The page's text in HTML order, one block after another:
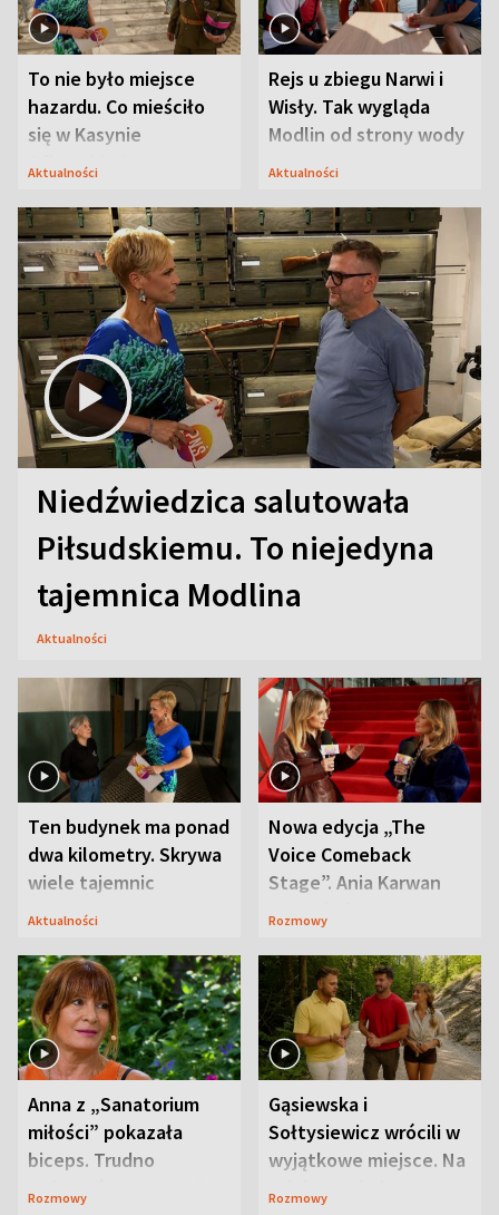
To nie było miejsce
hazardu. Co mieściło
się w Kasynie
Oficerskim?
Aktualności
Rejs u zbiegu Narwi i
Wisły. Tak wygląda
Modlin od strony wody
Aktualności
Niedźwiedzica salutowała
Piłsudskiemu. To niejedyna
tajemnica Modlina
Aktualności
Ten budynek ma ponad
dwa kilometry. Skrywa
wiele tajemnic
Aktualności
Nowa edycja „The
Voice Comeback
Stage”. Ania Karwan
zapowiada
Rozmowy
Anna z „Sanatorium
miłości” pokazała
biceps. Trudno
uwierzyć, co przeszła
Rozmowy
Gąsiewska i
Sołtysiewicz wrócili w
wyjątkowe miejsce. Na
szlaku czekał
Rozmowy